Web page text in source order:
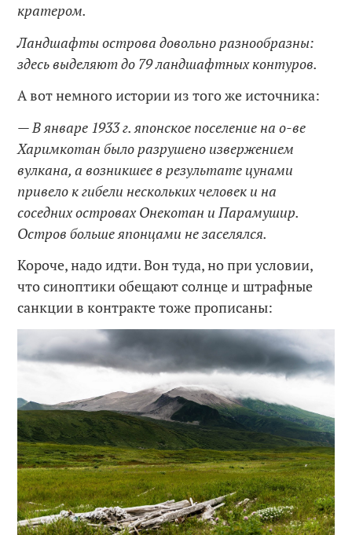
кратером.
Ландшафты острова довольно разнообразны:
здесь выделяют до 79 ландшафтных контуров.
А вот немного истории из того же источника:
— В январе 1933 г. японское поселение на о-ве
Харимкотан было разрушено извержением
вулкана, а возникшее в результате цунами
привелo к гибели нескольких человек и на
соседних островах Онекотан и Парамушир.
Остров больше японцами не заселялся.
Короче, надо идти. Вон туда, но при условии,
что синоптики обещают солнце и штрафные
санкции в контракте тоже прописаны: